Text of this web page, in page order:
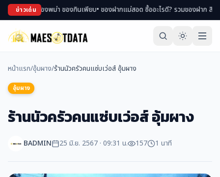
ข่าวเด่น
งพม่า ของกินเพียบ• ของฝากแม่สอด ซื้ออะไรดี? รวมของฝาก สินค้า OTOP ขึ้นชื่
หน้าแรก/อุ้มผาง/ร้านนัวครัวคนแซ่บเว่อส์ อุ้มผาง
อุ้มผาง
ร้านนัวครัวคนแซ่บเว่อส์ อุ้มผาง
BADMIN 25 มิ.ย. 2567 · 09:31 น. 157 1 นาที